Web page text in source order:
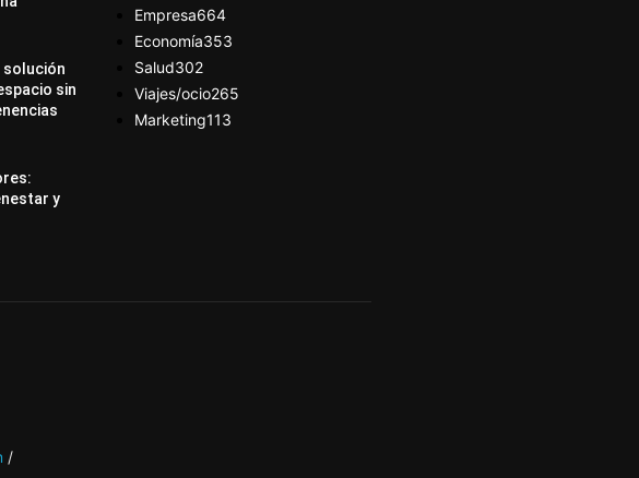
solución
sin
y
Empresa664
Economía353
Salud302
Viajes/ocio265
Marketing113
/